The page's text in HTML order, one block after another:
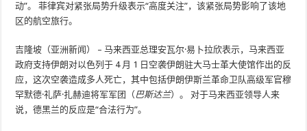
动”。 菲律宾对紧张局势升级表示“高度关注”，该紧张局势影响了该地
区的航空旅行。
吉隆坡（亚洲新闻） – 马来西亚总理安瓦尔·易卜拉欣表示，马来西亚
政府支持伊朗对以色列于 4 月 1 日空袭伊朗驻大马士革大使馆作出的反
应，这次空袭造成多人死亡，其中包括伊朗伊斯兰革命卫队高级军官穆
罕默德·礼萨·扎赫迪将军军团（ 巴斯达兰）。 对于马来西亚领导人来
说，德黑兰的反应是“合法行为”。